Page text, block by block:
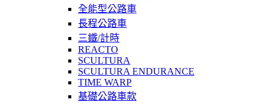
全能型公路車
長程公路車
三鐵/計時
REACTO
SCULTURA
SCULTURA ENDURANCE
TIME WARP
基礎公路車款